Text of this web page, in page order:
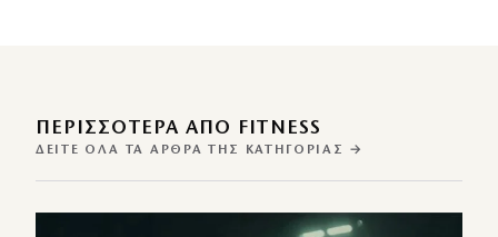
ΠΕΡΙΣΣΌΤΕΡΑ ΑΠΌ FITNESS
ΔΕΊΤΕ ΌΛΑ ΤΑ ΆΡΘΡΑ ΤΗΣ ΚΑΤΗΓΟΡΊΑΣ →